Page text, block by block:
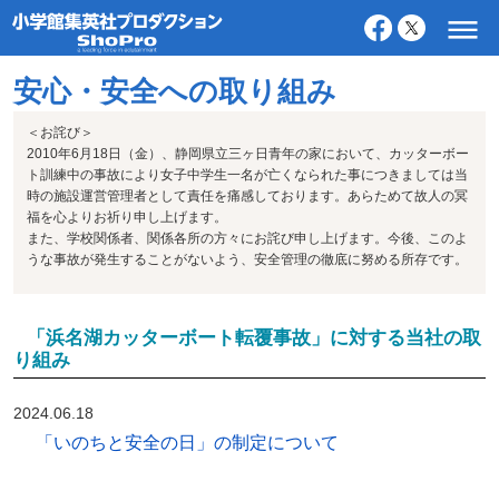
安心・安全への取り組み
＜お詫び＞
2010年6月18日（金）、静岡県立三ヶ日青年の家において、カッターボー
ト訓練中の事故により女子中学生一名が亡くなられた事につきましては当
時の施設運営管理者として責任を痛感しております。あらためて故人の冥
福を心よりお祈り申し上げます。
また、学校関係者、関係各所の方々にお詫び申し上げます。今後、このよ
うな事故が発生することがないよう、安全管理の徹底に努める所存です。
「浜名湖カッターボート転覆事故」に対する当社の取
り組み
2024.06.18
「いのちと安全の日」の制定について